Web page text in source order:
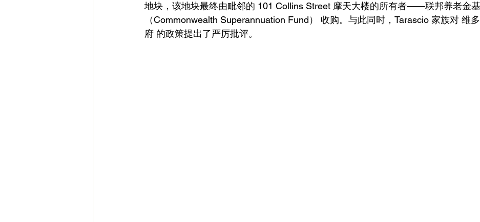
地块，该地块最终由毗邻的 101 Collins Street 摩天大楼的所有者——联邦养老金
（Commonwealth Superannuation Fund） 收购。与此同时，Tarascio 家族对 维
府 的政策提出了严厉批评。